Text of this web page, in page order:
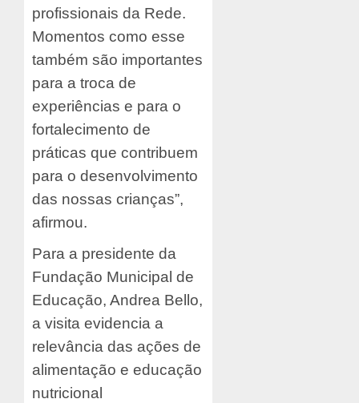
profissionais da Rede.
Momentos como esse
também são importantes
para a troca de
experiências e para o
fortalecimento de
práticas que contribuem
para o desenvolvimento
das nossas crianças”,
afirmou.
Para a presidente da
Fundação Municipal de
Educação, Andrea Bello,
a visita evidencia a
relevância das ações de
alimentação e educação
nutricional